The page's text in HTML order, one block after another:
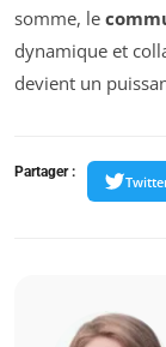
somme, le
dynamique et
devient un
Partager :